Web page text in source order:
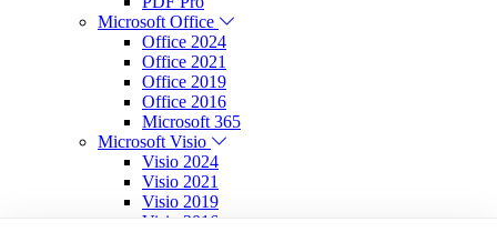
Microsoft Office
Office 2024
Office 2021
Office 2019
Office 2016
Microsoft 365
Microsoft Visio
Visio 2024
Visio 2021
Visio 2019
Visio 2016